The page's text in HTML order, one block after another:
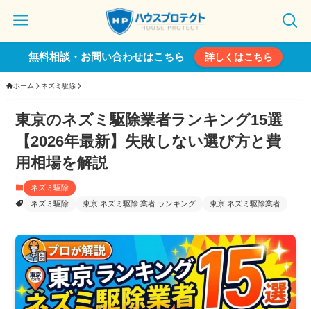
無料相談・お問い合わせはこちら 詳しくはこちら
ホーム ネズミ駆除
東京のネズミ駆除業者ランキング15選
【2026年最新】失敗しない選び方と費
用相場を解説
ネズミ駆除
ネズミ駆除
東京 ネズミ駆除 業者 ランキング 東京 ネズミ駆除業者